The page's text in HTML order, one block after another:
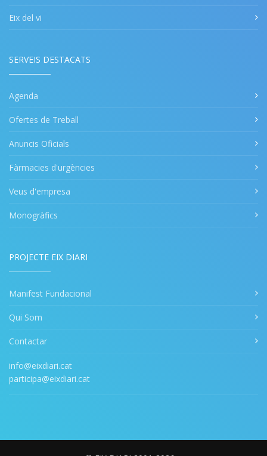
Eix del vi
SERVEIS DESTACATS
Agenda
Ofertes de Treball
Anuncis Oficials
Fàrmacies d'urgències
Veus d'empresa
Monogràfics
PROJECTE EIX DIARI
Manifest Fundacional
Qui Som
Contactar
info@eixdiari.cat
participa@eixdiari.cat